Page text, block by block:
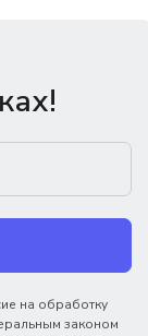
на обработку
законом